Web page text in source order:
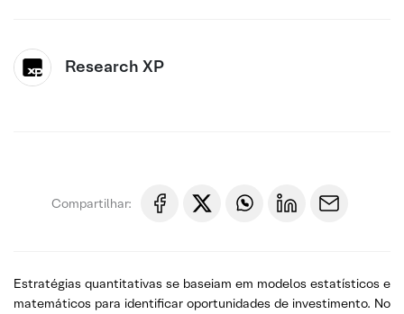
Research XP
Compartilhar:
Estratégias quantitativas se baseiam em modelos estatísticos e
matemáticos para identificar oportunidades de investimento. No